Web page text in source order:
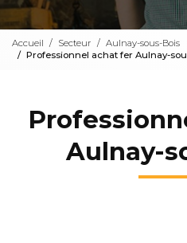
Accueil Secteur
Aulnay-sous-Bois
Professionnel achat fer Aulnay-
Aulnay-